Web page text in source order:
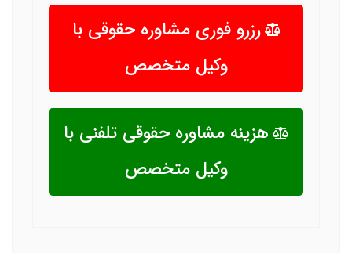
رزرو فوری مشاوره حقوقی با
وکیل متخصص
هزینه مشاوره حقوقی تلفنی با
وکیل متخصص